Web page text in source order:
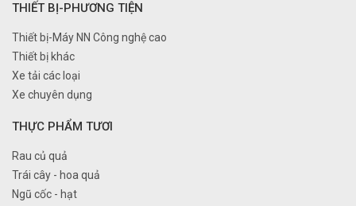
THIẾT BỊ-PHƯƠNG TIỆN
Thiết bị-Máy NN Công nghệ cao
Thiết bị khác
Xe tải các loại
Xe chuyên dụng
THỰC PHẨM TƯƠI
Rau củ quả
Trái cây - hoa quả
Ngũ cốc - hạt